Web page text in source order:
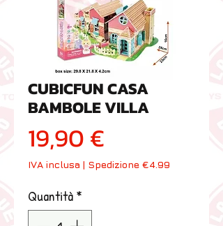
CUBICFUN CASA
BAMBOLE VILLA
19,90 €
IVA inclusa | Spedizione €4.99
Quantità*